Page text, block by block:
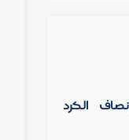
الكرد